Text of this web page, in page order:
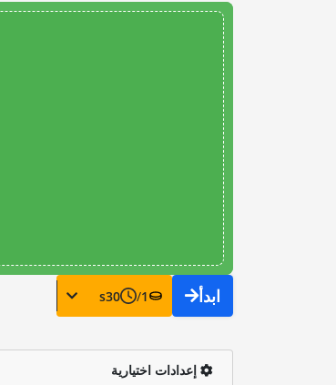
ابدأ 1
/
30
s
إعدادات اختيارية